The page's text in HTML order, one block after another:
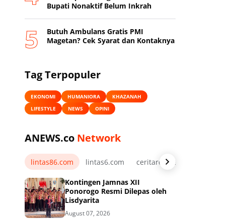
Bupati Nonaktif Belum Inkrah
Butuh Ambulans Gratis PMI
Magetan? Cek Syarat dan Kontaknya
Tag Terpopuler
EKONOMI HUMANIORA
KHAZANAH
LIFESTYLE
NEWS OPINI
ANEWS.co Network
lintas86.com lintas6.com ceritarelawan.my.id
Kontingen Jamnas XII
Ponorogo Resmi Dilepas oleh
Lisdyarita
August 07, 2026